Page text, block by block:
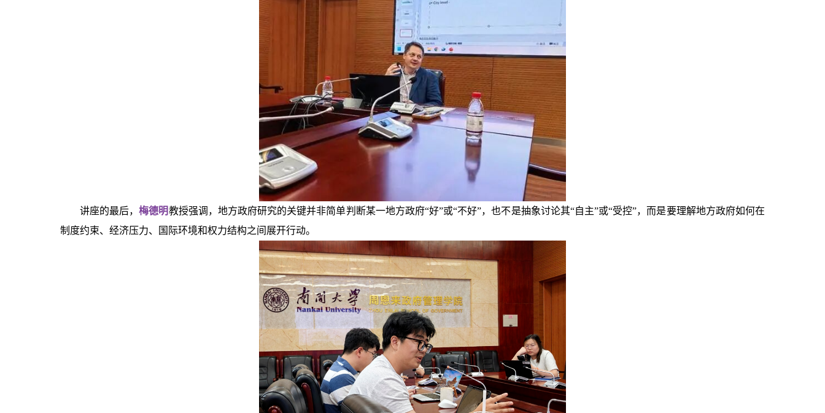
讲座的最后，梅德明教授强调，地方政府研究的关键并非简单判断某一地方政府“好”或“不好”，也不是抽象讨论其“自主”或“受控”，而是要理解地方政府如何在
制度约束、经济压力、国际环境和权力结构之间展开行动。